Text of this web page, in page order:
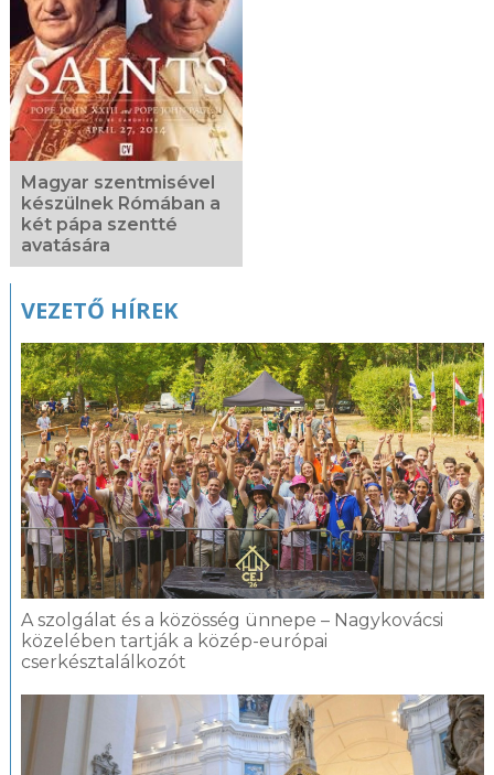
Magyar szentmisével
készülnek Rómában a
két pápa szentté
avatására
VEZETŐ HÍREK
A szolgálat és a közösség ünnepe – Nagykovácsi
közelében tartják a közép-európai
cserkésztalálkozót